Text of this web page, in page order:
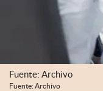
Fuente: Archivo
Fuente: Archivo